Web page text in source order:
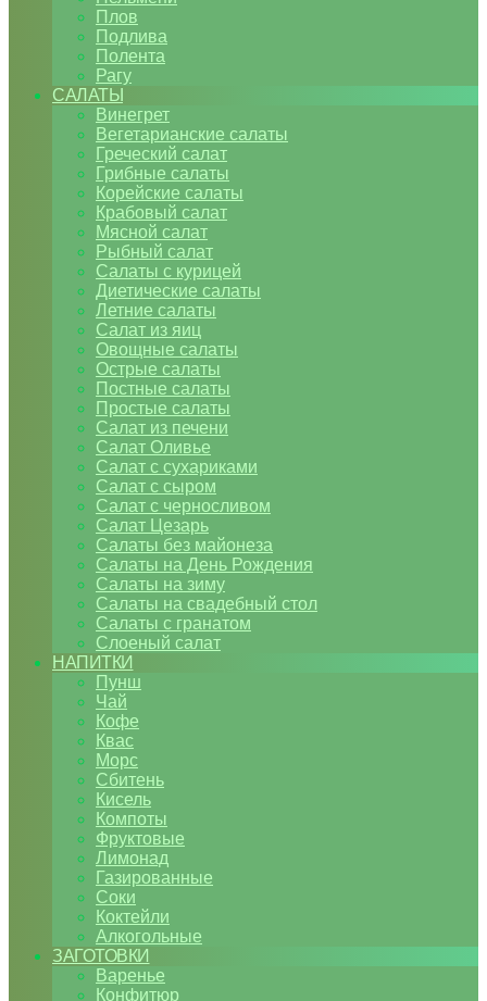
Плов
Подлива
Полента
Рагу
САЛАТЫ
Винегрет
Вегетарианские салаты
Греческий салат
Грибные салаты
Корейские салаты
Крабовый салат
Мясной салат
Рыбный салат
Салаты с курицей
Диетические салаты
Летние салаты
Салат из яиц
Овощные салаты
Острые салаты
Постные салаты
Простые салаты
Салат из печени
Салат Оливье
Салат с сухариками
Салат с сыром
Салат с черносливом
Салат Цезарь
Салаты без майонеза
Салаты на День Рождения
Салаты на зиму
Салаты на свадебный стол
Салаты с гранатом
Слоеный салат
НАПИТКИ
Пунш
Чай
Кофе
Квас
Морс
Сбитень
Кисель
Компоты
Фруктовые
Лимонад
Газированные
Соки
Коктейли
Алкогольные
ЗАГОТОВКИ
Варенье
Конфитюр